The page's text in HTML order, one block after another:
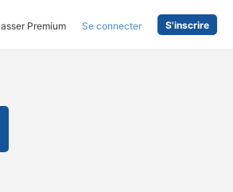
Premium Se connecter S'inscrire